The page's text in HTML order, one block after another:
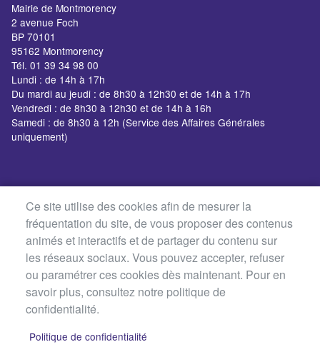
Mairie de Montmorency
2 avenue Foch
BP 70101
95162 Montmorency
Tél. 01 39 34 98 00
Lundi : de 14h à 17h
Du mardi au jeudi : de 8h30 à 12h30 et de 14h à 17h
Vendredi : de 8h30 à 12h30 et de 14h à 16h
Samedi : de 8h30 à 12h (Service des Affaires Générales
uniquement)
Ce site utilise des cookies afin de mesurer la
fréquentation du site, de vous proposer des contenus
animés et interactifs et de partager du contenu sur
les réseaux sociaux. Vous pouvez accepter, refuser
ou paramétrer ces cookies dès maintenant. Pour en
savoir plus, consultez notre politique de
confidentialité.
Politique de confidentialité